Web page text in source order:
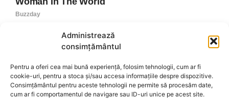
Administrează
consimțământul
Pentru a oferi cea mai bună experiență, folosim tehnologii, cum ar fi
cookie-uri, pentru a stoca și/sau accesa informațiile despre dispozitive.
Consimțământul pentru aceste tehnologii ne permite să procesăm date,
cum ar fi comportamentul de navigare sau ID-uri unice pe acest site.